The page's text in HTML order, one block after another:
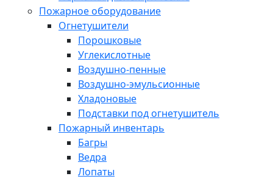
Пожарное оборудование
Огнетушители
Порошковые
Углекислотные
Воздушно-пенные
Воздушно-эмульсионные
Хладоновые
Подставки под огнетушитель
Пожарный инвентарь
Багры
Ведра
Лопаты